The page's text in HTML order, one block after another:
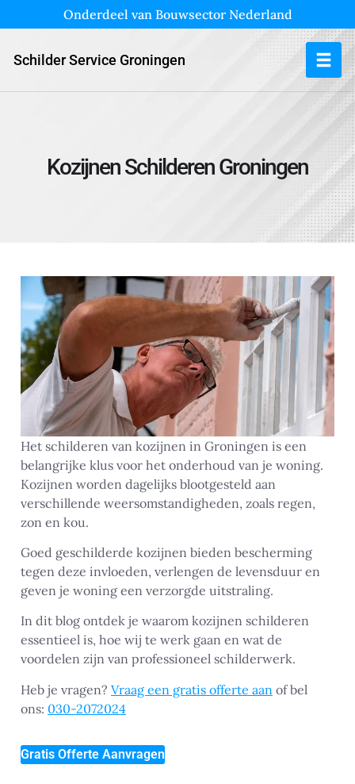
Onderdeel van Bouwsector Nederland
Schilder Service Groningen
Kozijnen Schilderen Groningen
Het schilderen van kozijnen in Groningen is een
belangrijke klus voor het onderhoud van je woning.
Kozijnen worden dagelijks blootgesteld aan
verschillende weersomstandigheden, zoals regen,
zon en kou.
Goed geschilderde kozijnen bieden bescherming
tegen deze invloeden, verlengen de levensduur en
geven je woning een verzorgde uitstraling.
In dit blog ontdek je waarom kozijnen schilderen
essentieel is, hoe wij te werk gaan en wat de
voordelen zijn van professioneel schilderwerk.
Heb je vragen? Vraag een gratis offerte aan of bel
ons: 030-2072024
Gratis Offerte Aanvragen